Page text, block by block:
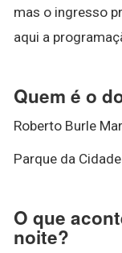
mas o ingresso
aqui a
Quem é o
Roberto Burle
Parque da Cidade
O que
noite?